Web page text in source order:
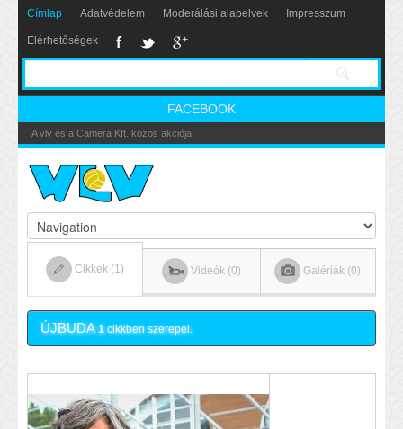
Címlap Adatvédelem Moderálási alapelvek Impresszum
Elérhetőségek
FACEBOOK
Nikics-gól lábbal
Cikkek (1) Videók (0) Galériák (0)
ÚJBUDA 1cikkben szerepel.